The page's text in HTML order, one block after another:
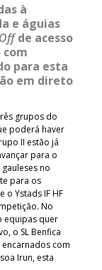
à
e águias
de acesso
com
para esta
em direto
grupos do
poderá haver
II estão já
para o
no
para os
o Ystads IF HF
No
equipas quer
o SL Benfica
com
Irun, esta